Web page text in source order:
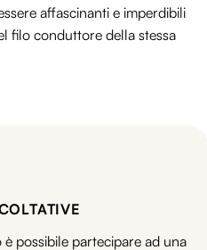
affascinanti e imperdibili
filo conduttore della stessa
possibile partecipare ad una